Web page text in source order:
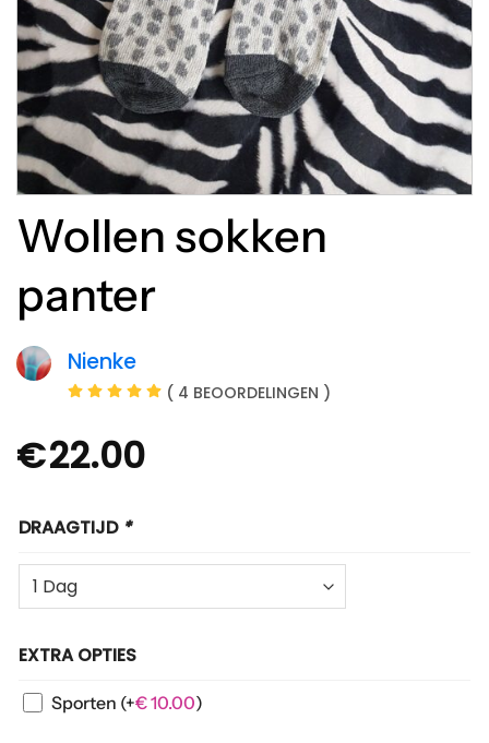
Wollen sokken
panter
Nienke
( 4 BEOORDELINGEN )
€22.00
DRAAGTIJD *
EXTRA OPTIES
Sporten (+€10.00)